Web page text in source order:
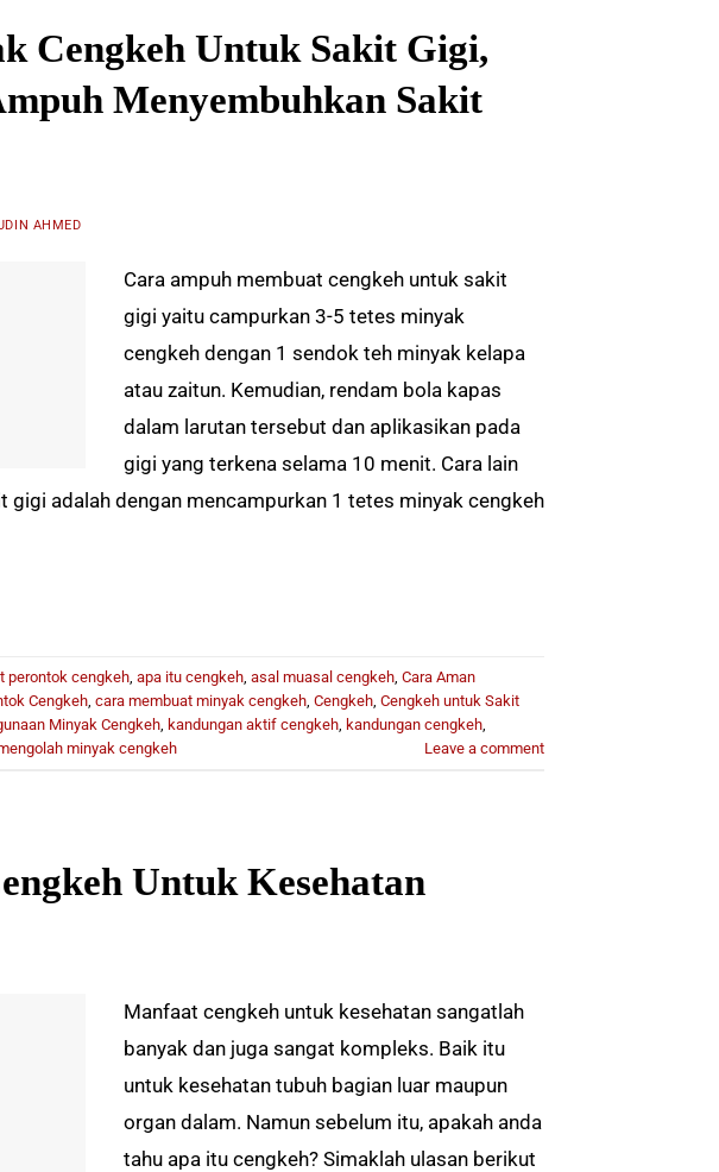
Cengkeh Untuk Sakit Gigi,
Menyembuhkan Sakit
AHMED
Cara ampuh membuat cengkeh untuk sakit
gigi yaitu campurkan 3-5 tetes minyak
cengkeh dengan 1 sendok teh minyak kelapa
atau zaitun. Kemudian, rendam bola kapas
dalam larutan tersebut dan aplikasikan pada
gigi yang terkena selama 10 menit. Cara lain
gigi adalah dengan mencampurkan 1 tetes minyak cengkeh
perontok cengkeh, apa itu cengkeh, asal muasal cengkeh, Cara Aman
Cengkeh, cara membuat minyak cengkeh, Cengkeh, Cengkeh untuk Sakit
Minyak Cengkeh, kandungan aktif cengkeh, kandungan cengkeh,
minyak cengkeh Leave a comment
Untuk Kesehatan
Manfaat cengkeh untuk kesehatan sangatlah
banyak dan juga sangat kompleks. Baik itu
untuk kesehatan tubuh bagian luar maupun
organ dalam. Namun sebelum itu, apakah anda
tahu apa itu cengkeh? Simaklah ulasan berikut